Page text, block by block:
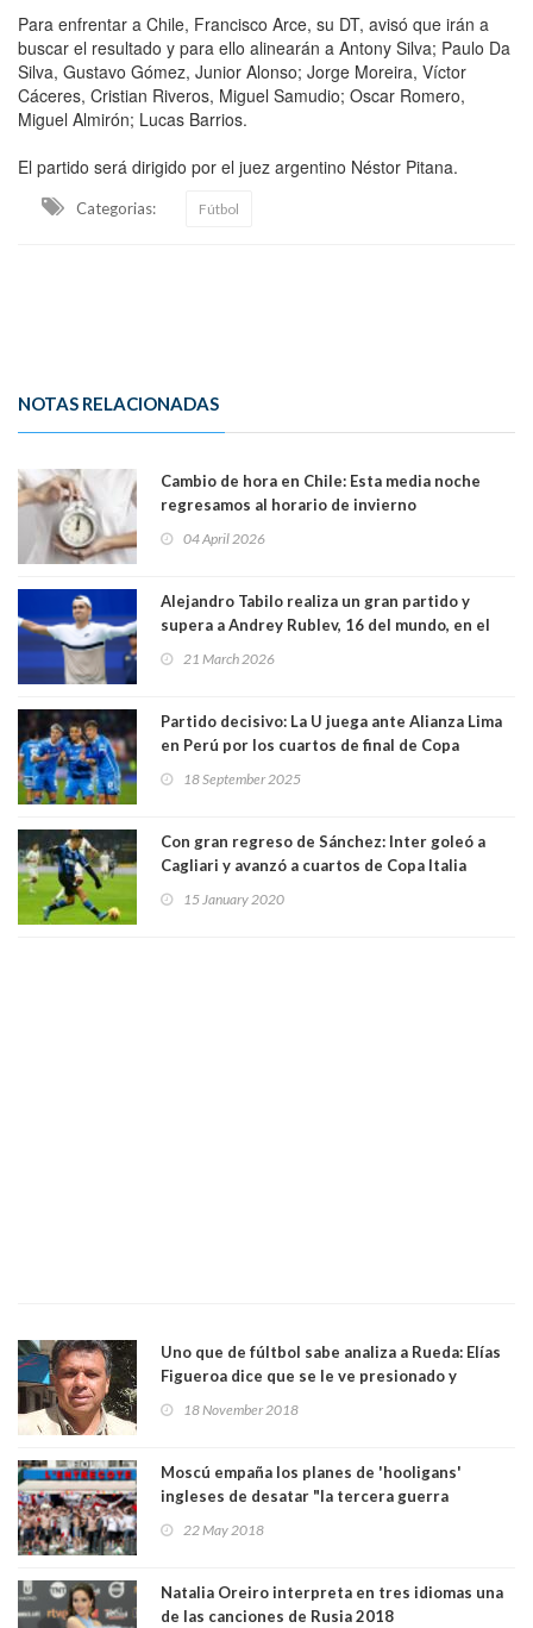
Para enfrentar a Chile, Francisco Arce, su DT, avisó que irán a
buscar el resultado y para ello alinearán a Antony Silva; Paulo Da
Silva, Gustavo Gómez, Junior Alonso; Jorge Moreira, Víctor
Cáceres, Cristian Riveros, Miguel Samudio; Oscar Romero,
Miguel Almirón; Lucas Barrios.
El partido será dirigido por el juez argentino Néstor Pitana.
Categorias: Fútbol
NOTAS RELACIONADAS
Cambio de hora en Chile: Esta media noche
regresamos al horario de invierno
04 April 2026
Alejandro Tabilo realiza un gran partido y
supera a Andrey Rublev, 16 del mundo, en el
21 March 2026
Partido decisivo: La U juega ante Alianza Lima
en Perú por los cuartos de final de Copa
18 September 2025
Con gran regreso de Sánchez: Inter goleó a
Cagliari y avanzó a cuartos de Copa Italia
15 January 2020
Uno que de fúltbol sabe analiza a Rueda: Elías
Figueroa dice que se le ve presionado y
18 November 2018
Moscú empaña los planes de 'hooligans'
ingleses de desatar "la tercera guerra
22 May 2018
Natalia Oreiro interpreta en tres idiomas una
de las canciones de Rusia 2018